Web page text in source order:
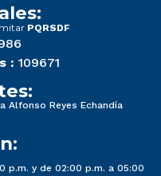
PQRSDF
: 109671
Alfonso Reyes Echandía
p.m. y de 02:00 p.m. a 05:00